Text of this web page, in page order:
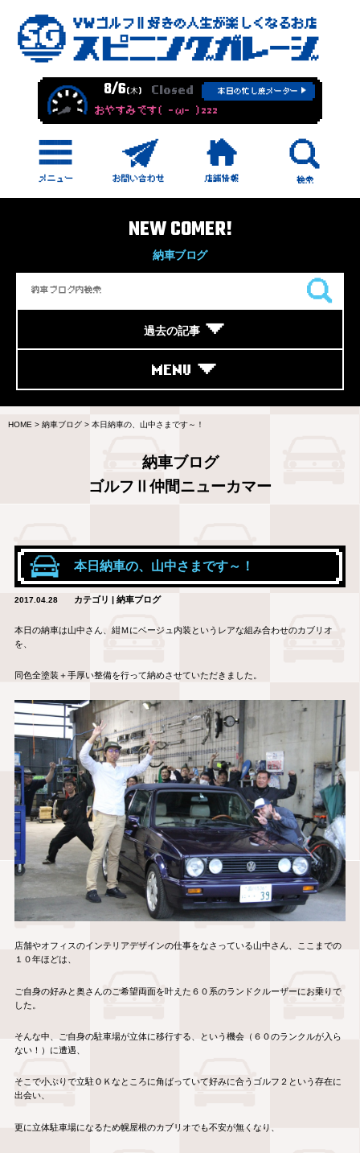
8/6(木) Closed 本日の忙し度メーター
おやすみです( -ω- )zzz
NEW COMER!
納車ブログ
過去の記事
MENU
HOME > 納車ブログ > 本日納車の、山中さまです～！
納車ブログ
ゴルフⅡ仲間ニューカマー
本日納車の、山中さまです～！
2017.04.28 カテゴリ | 納車ブログ
本日の納車は山中さん、紺Ｍにベージュ内装というレアな組み合わせのカブリオ
を、
同色全塗装＋手厚い整備を行って納めさせていただきました。
店舗やオフィスのインテリアデザインの仕事をなさっている山中さん、ここまでの
１０年ほどは、
ご自身の好みと奥さんのご希望両面を叶えた６０系のランドクルーザーにお乗りで
した。
そんな中、ご自身の駐車場が立体に移行する、という機会（６０のランクルが入ら
ない！）に遭遇、
そこで小ぶりで立駐ＯＫなところに角ばっていて好みに合うゴルフ２という存在に
出会い、
更に立体駐車場になるため幌屋根のカブリオでも不安が無くなり、